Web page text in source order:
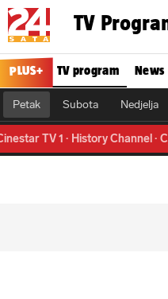
TV
PLUS+ TV program News
Petak Subota Nedjelja
TV 1 History Channel